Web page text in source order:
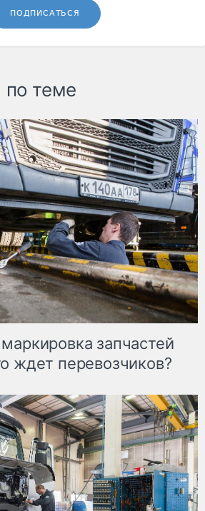
ПОДПИСАТЬСЯ
по теме
запчастей
ждет перевозчиков?